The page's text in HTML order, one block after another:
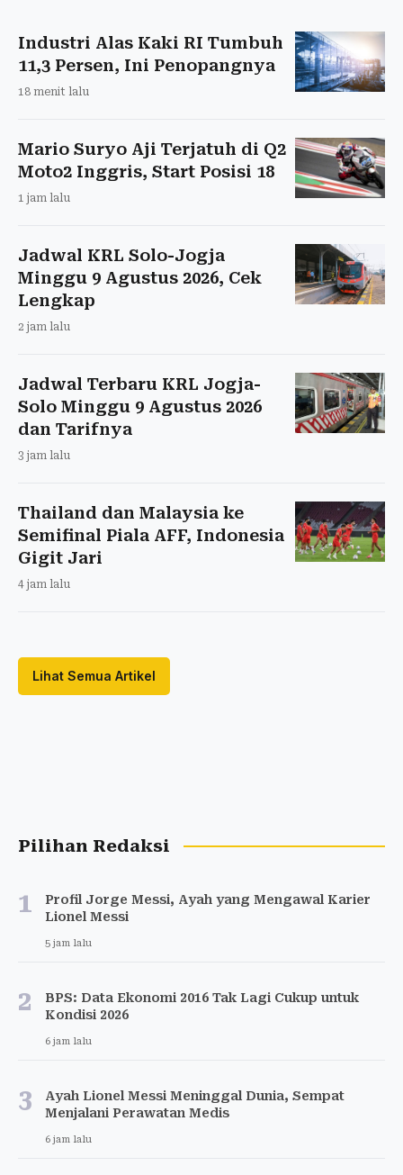
Industri Alas Kaki RI Tumbuh
11,3 Persen, Ini Penopangnya
18 menit lalu
Mario Suryo Aji Terjatuh di Q2
Moto2 Inggris, Start Posisi 18
1 jam lalu
Jadwal KRL Solo-Jogja
Minggu 9 Agustus 2026, Cek
Lengkap
2 jam lalu
Jadwal Terbaru KRL Jogja-
Solo Minggu 9 Agustus 2026
dan Tarifnya
3 jam lalu
Thailand dan Malaysia ke
Semifinal Piala AFF, Indonesia
Gigit Jari
4 jam lalu
Lihat Semua Artikel
Pilihan Redaksi
1
Profil Jorge Messi, Ayah yang Mengawal Karier
Lionel Messi
5 jam lalu
2
BPS: Data Ekonomi 2016 Tak Lagi Cukup untuk
Kondisi 2026
6 jam lalu
3
Ayah Lionel Messi Meninggal Dunia, Sempat
Menjalani Perawatan Medis
6 jam lalu